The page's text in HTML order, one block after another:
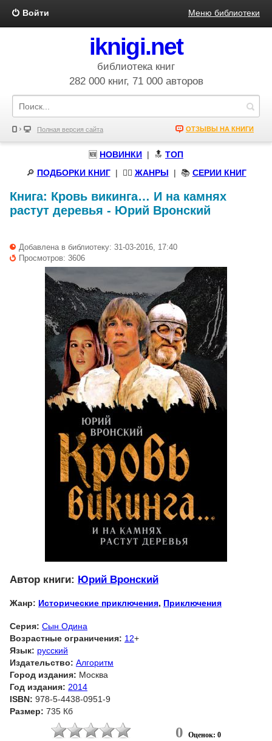
Войти Меню библиотеки
iknigi.net
библиотека книг
282 000 книг, 71 000 авторов
Полная версия сайта ОТЗЫВЫ НА КНИГИ
🆕 НОВИНКИ | 🔝 ТОП
🔎 ПОДБОРКИ КНИГ| 🧝‍♀️ ЖАНРЫ | 📚 СЕРИИ КНИГ
Книга: Кровь викинга… И на камнях
растут деревья - Юрий Вронский
Добавлена в библиотеку: 31-03-2016, 17:40
Просмотров: 3606
Автор книги: Юрий Вронский
Жанр: Исторические приключения, Приключения
Серия: Сын Одина
Возрастные ограничения: 12+
Язык: русский
Издательство: Алгоритм
Город издания: Москва
Год издания: 2014
ISBN: 978-5-4438-0951-9
Размер: 735 Кб
0 Оценок: 0